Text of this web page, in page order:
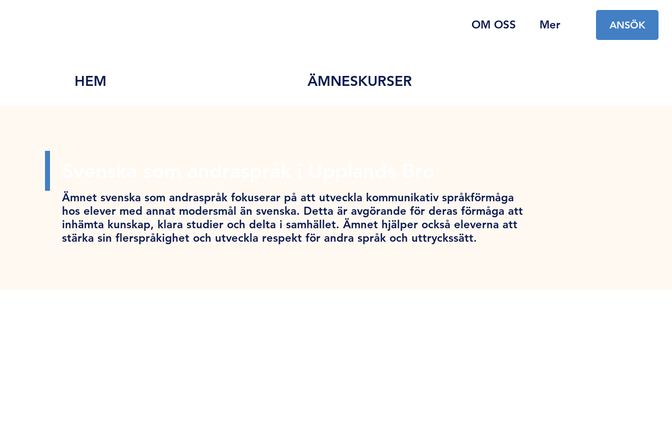
OM OSS Mer ANSÖK
HEM ÄMNESKURSER
Ämnet svenska som andraspråk fokuserar på att utveckla kommunikativ språkförmåga
hos elever med annat modersmål än svenska. Detta är avgörande för deras förmåga att
inhämta kunskap, klara studier och delta i samhället. Ämnet hjälper också eleverna att
stärka sin flerspråkighet och utveckla respekt för andra språk och uttryckssätt.